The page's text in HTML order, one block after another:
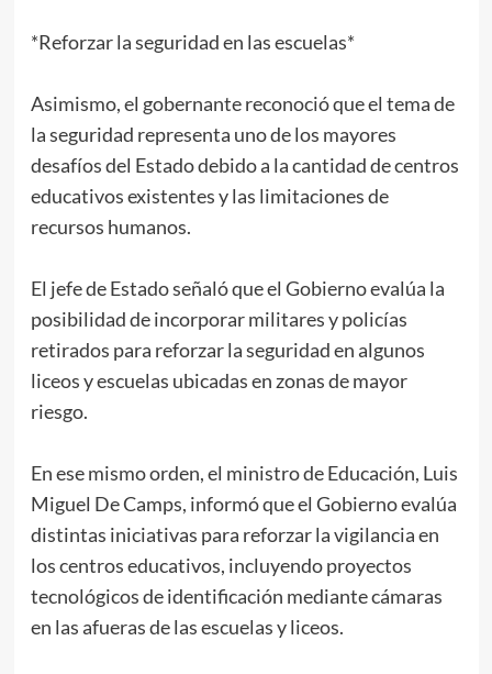
*Reforzar la seguridad en las escuelas*
Asimismo, el gobernante reconoció que el tema de
la seguridad representa uno de los mayores
desafíos del Estado debido a la cantidad de centros
educativos existentes y las limitaciones de
recursos humanos.
El jefe de Estado señaló que el Gobierno evalúa la
posibilidad de incorporar militares y policías
retirados para reforzar la seguridad en algunos
liceos y escuelas ubicadas en zonas de mayor
riesgo.
En ese mismo orden, el ministro de Educación, Luis
Miguel De Camps, informó que el Gobierno evalúa
distintas iniciativas para reforzar la vigilancia en
los centros educativos, incluyendo proyectos
tecnológicos de identificación mediante cámaras
en las afueras de las escuelas y liceos.